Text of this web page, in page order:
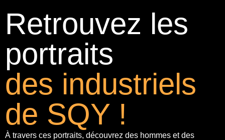
Retrouvez les
portraits
des industriels
de SQY !
À travers ces portraits, découvrez des hommes et des